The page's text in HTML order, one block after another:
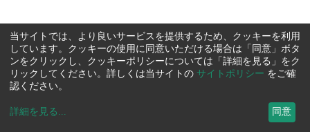
当サイトでは、より良いサービスを提供するため、クッキーを利用
しています。クッキーの使用に同意いただける場合は「同意」ボタ
ンをクリックし、クッキーポリシーについては「詳細を見る」をク
リックしてください。詳しくは当サイトの サイトポリシー をご確
認ください。
詳細を見る ... 同意